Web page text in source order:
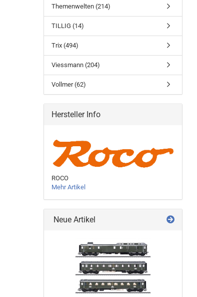
Themenwelten (214)
TILLIG (14)
Trix (494)
Viessmann (204)
Vollmer (62)
Hersteller Info
ROCO
Mehr Artikel
Neue Artikel